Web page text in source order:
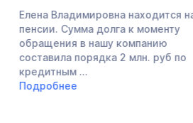
Елена Владимировна находится на
пенсии. Сумма долга к моменту
обращения в нашу компанию
составила порядка 2 млн. руб по
кредитным ...
Подробнее